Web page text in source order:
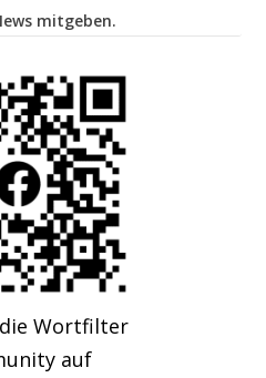
mitgeben.
Wortfilter
auf